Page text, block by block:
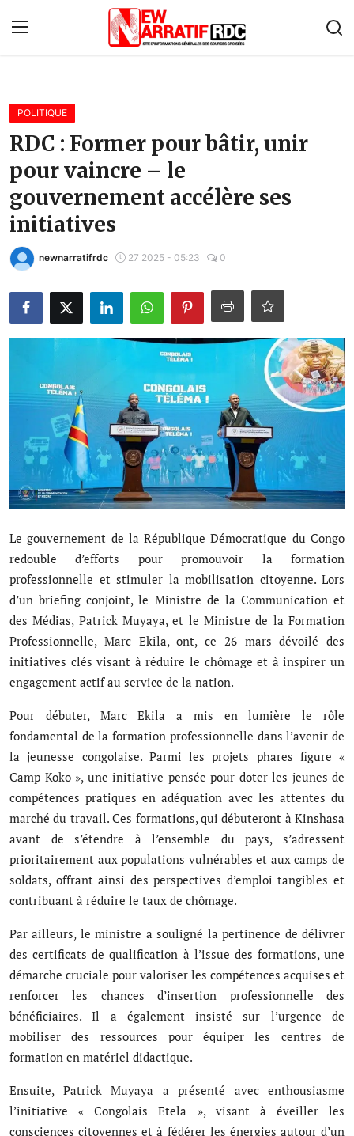
Accueil
À propos de nous
Contact
Monde
Économie
Afrique
Politique
Éducation
Culture
Sécurité
Diplomatie
Investissement
Religion
Santé
Musique
Technologie
Finances
Opinions
Infrastructures
Coopération
Environnement
POLITIQUE
RDC : Former pour bâtir, unir
pour vaincre – le
gouvernement accélère ses
initiatives
newnarratifrdc 27 2025 - 05:23 0
Le gouvernement de la République Démocratique du Congo
redouble d’efforts pour promouvoir la formation
professionnelle et stimuler la mobilisation citoyenne. Lors
d’un briefing conjoint, le Ministre de la Communication et
des Médias, Patrick Muyaya, et le Ministre de la Formation
Professionnelle, Marc Ekila, ont, ce 26 mars dévoilé des
initiatives clés visant à réduire le chômage et à inspirer un
engagement actif au service de la nation.
Pour débuter, Marc Ekila a mis en lumière le rôle
fondamental de la formation professionnelle dans l’avenir de
la jeunesse congolaise. Parmi les projets phares figure «
Camp Koko », une initiative pensée pour doter les jeunes de
compétences pratiques en adéquation avec les attentes du
marché du travail. Ces formations, qui débuteront à Kinshasa
avant de s’étendre à l’ensemble du pays, s’adressent
prioritairement aux populations vulnérables et aux camps de
soldats, offrant ainsi des perspectives d’emploi tangibles et
contribuant à réduire le taux de chômage.
Par ailleurs, le ministre a souligné la pertinence de délivrer
des certificats de qualification à l’issue des formations, une
démarche cruciale pour valoriser les compétences acquises et
renforcer les chances d’insertion professionnelle des
bénéficiaires. Il a également insisté sur l’urgence de
mobiliser des ressources pour équiper les centres de
formation en matériel didactique.
Ensuite, Patrick Muyaya a présenté avec enthousiasme
l’initiative « Congolais Etela », visant à éveiller les
consciences citoyennes et à fédérer les énergies autour d’un